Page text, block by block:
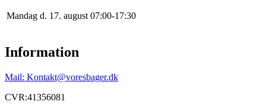
Mandag d. 17. august 07:00-17:30
Information
Mail: Kontakt@voresbager.dk
CVR:41356081